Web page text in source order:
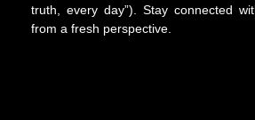
truth, every day”). Stay connected
from a fresh perspective.